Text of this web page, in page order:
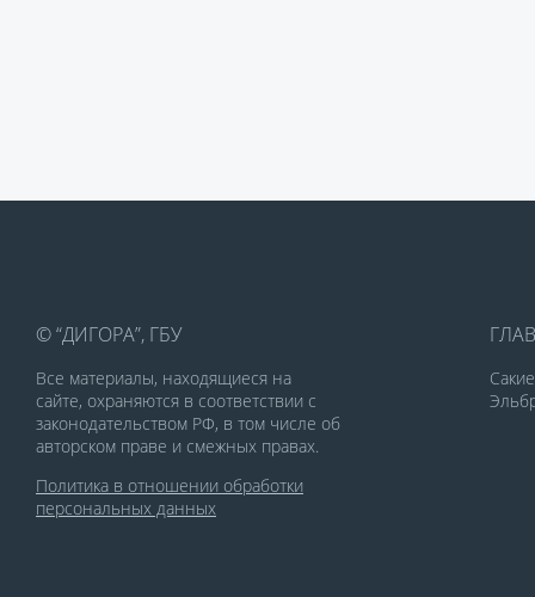
© “ДИГОРА”, ГБУ
Все материалы, находящиеся на
сайте, охраняются в соответствии с
законодательством РФ, в том числе об
авторском праве и смежных правах.
Политика в отношении обработки
персональных данных